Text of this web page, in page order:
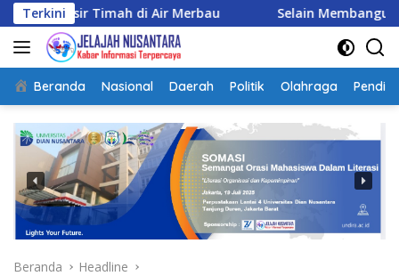
Langsung
ke
konten
Terkinidi Air Merbau Selain Membangun, TMMD Ke-
Beranda Nasional Daerah Politik Olahraga
Beranda Headline